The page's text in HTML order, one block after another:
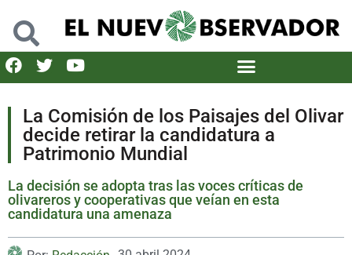
La Comisión de los Paisajes del Olivar
decide retirar la candidatura a
Patrimonio Mundial
La decisión se adopta tras las voces críticas de
olivareros y cooperativas que veían en esta
candidatura una amenaza